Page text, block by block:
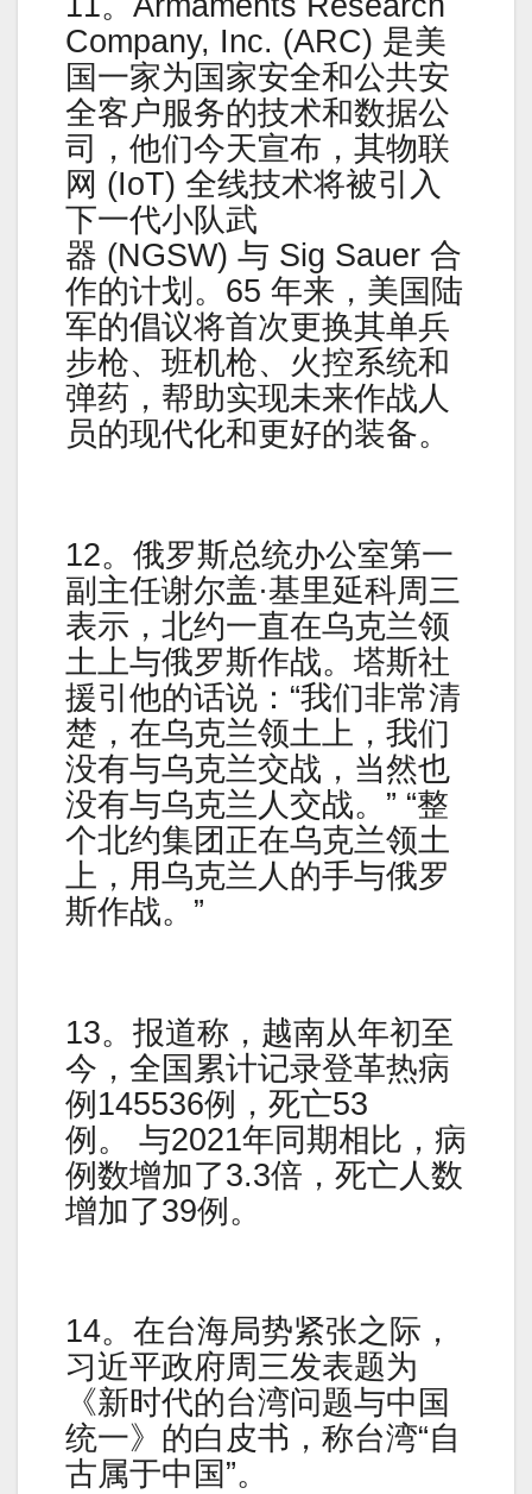
Company, Inc. (ARC) 是美
国一家为国家安全和公共安
全客户服务的技术和数据公
司，他们今天宣布，其物联
网 (IoT) 全线技术将被引入
下一代小队武
器 (NGSW) 与 Sig Sauer 合
作的计划。65 年来，美国陆
军的倡议将首次更换其单兵
步枪、班机枪、火控系统和
弹药，帮助实现未来作战人
员的现代化和更好的装备。
12。俄罗斯总统办公室第一
副主任谢尔盖·基里延科周三
表示，北约一直在乌克兰领
土上与俄罗斯作战。塔斯社
援引他的话说：“我们非常清
楚，在乌克兰领土上，我们
没有与乌克兰交战，当然也
没有与乌克兰人交战。” “整
个北约集团正在乌克兰领土
上，用乌克兰人的手与俄罗
斯作战。”
13。报道称，越南从年初至
今，全国累计记录登革热病
例145536例，死亡53
例。 与2021年同期相比，病
例数增加了3.3倍，死亡人数
增加了39例。
14。在台海局势紧张之际，
习近平政府周三发表题为
《新时代的台湾问题与中国
统一》的白皮书，称台湾“自
古属于中国”。